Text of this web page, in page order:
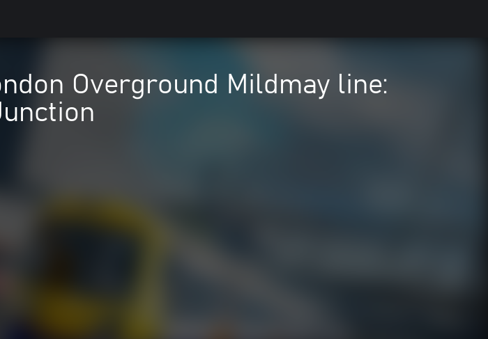
Overground Mildmay line: